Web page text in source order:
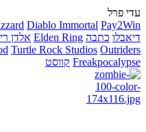
עדי פרל
Diablo Immortal Pay2Win
דיאבלו כתבה Elden Ring אלדן
Turtle Rock Studios Outriders
Freakpocalypse קווסט